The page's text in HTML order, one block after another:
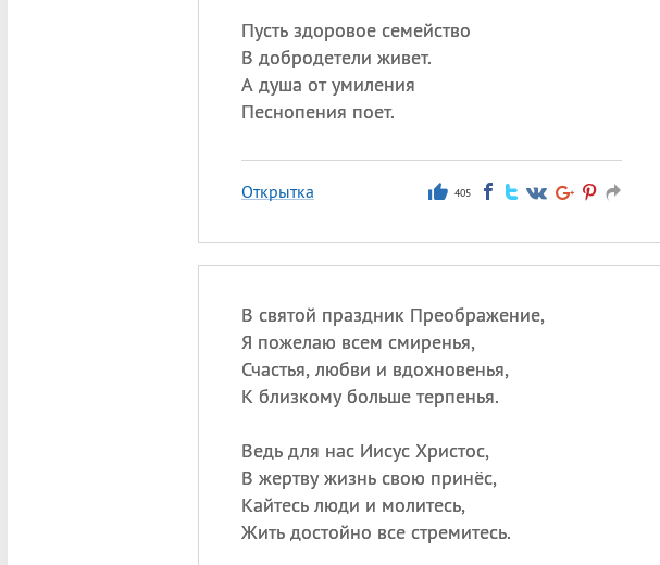
Пусть здоровое семейство
В добродетели живет.
А душа от умиления
Песнопения поет.
Открытка 405
В святой праздник Преображение,
Я пожелаю всем смиренья,
Счастья, любви и вдохновенья,
К близкому больше терпенья.
Ведь для нас Иисус Христос,
В жертву жизнь свою принёс,
Кайтесь люди и молитесь,
Жить достойно все стремитесь.